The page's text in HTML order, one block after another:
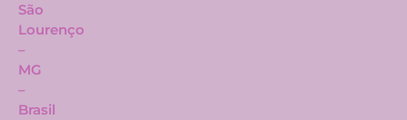
São
Lourenço
–
MG
–
Brasil